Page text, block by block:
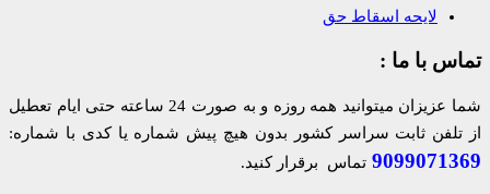
لایحه اسقاط حق
تماس با ما :
شما عزیزان میتوانید همه روزه و به صورت 24 ساعته حتی ایام تعطیل
از تلفن ثابت سراسر کشور بدون هیچ پیش شماره یا کدی با شماره:
9099071369 تماس برقرار کنید.